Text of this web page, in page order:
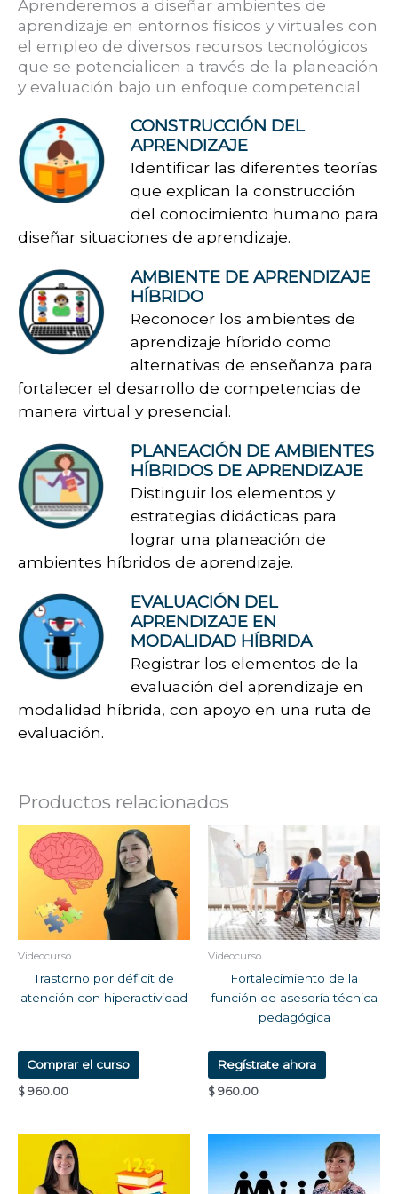
Aprenderemos a diseñar ambientes de
aprendizaje en entornos físicos y virtuales con
el empleo de diversos recursos tecnológicos
que se potencialicen a través de la planeación
y evaluación bajo un enfoque competencial.
CONSTRUCCIÓN DEL
APRENDIZAJE
Identificar las diferentes teorías
que explican la construcción
del conocimiento humano para
diseñar situaciones de aprendizaje.
AMBIENTE DE APRENDIZAJE
HÍBRIDO
Reconocer los ambientes de
aprendizaje híbrido como
alternativas de enseñanza para
fortalecer el desarrollo de competencias de
manera virtual y presencial.
PLANEACIÓN DE AMBIENTES
HÍBRIDOS DE APRENDIZAJE
Distinguir los elementos y
estrategias didácticas para
lograr una planeación de
ambientes híbridos de aprendizaje.
EVALUACIÓN DEL
APRENDIZAJE EN
MODALIDAD HÍBRIDA
Registrar los elementos de la
evaluación del aprendizaje en
modalidad híbrida, con apoyo en una ruta de
evaluación.
Productos relacionados
Videocurso
Trastorno por déficit de
atención con hiperactividad
Comprar el curso
$ 960.00
Videocurso
Fortalecimiento de la
función de asesoría técnica
pedagógica
Regístrate ahora
$ 960.00